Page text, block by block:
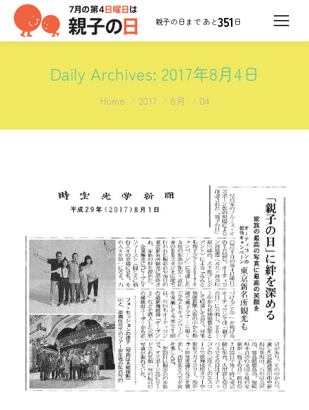
351 日
Daily Archives: 2017年8月4日
You are here:
Home 2017 8月 04